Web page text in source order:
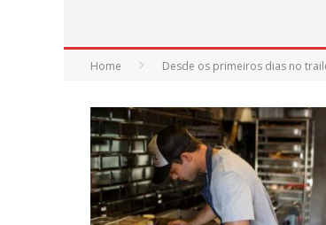
Home Desde os primeiros dias no